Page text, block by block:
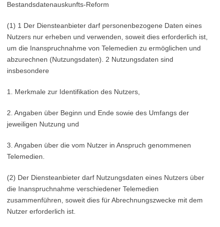
Bestandsdatenauskunfts-Reform
(1) 1 Der Diensteanbieter darf personenbezogene Daten eines
Nutzers nur erheben und verwenden, soweit dies erforderlich ist,
um die Inanspruchnahme von Telemedien zu ermöglichen und
abzurechnen (Nutzungsdaten). 2 Nutzungsdaten sind
insbesondere
1. Merkmale zur Identifikation des Nutzers,
2. Angaben über Beginn und Ende sowie des Umfangs der
jeweiligen Nutzung und
3. Angaben über die vom Nutzer in Anspruch genommenen
Telemedien.
(2) Der Diensteanbieter darf Nutzungsdaten eines Nutzers über
die Inanspruchnahme verschiedener Telemedien
zusammenführen, soweit dies für Abrechnungszwecke mit dem
Nutzer erforderlich ist.